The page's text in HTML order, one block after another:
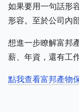
如果要用一句話形
形容。至於公司內
想進一步瞭解富邦
薪、年資，還有工
點我查看富邦產物